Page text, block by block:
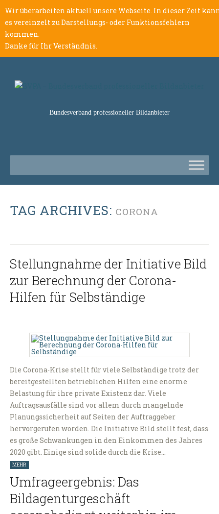
Wir überarbeiten aktuell unsere Webseite. In dieser Zeit
es vereinzelt zu Darstellungs- oder Funktionsfehlern
kommen.
Danke für Ihr Verständnis.
Bundesverband professioneller Bildanbieter
TAG ARCHIVES: CORONA
Stellungnahme der Initiative Bild
zur Berechnung der Corona-
Hilfen für Selbständige
Die Corona-Krise stellt für viele Selbständige trotz der
bereitgestellten betrieblichen Hilfen eine enorme
Belastung für ihre private Existenz dar. Viele
Auftragsausfälle sind vor allem durch mangelnde
Planungssicherheit auf Seiten der Auftraggeber
hervorgerufen worden. Die Initiative Bild stellt fest, dass
es große Schwankungen in den Einkommen des Jahres
2020 gibt. Einige sind solide durch die Krise…
MEHR
Umfrageergebnis: Das
Bildagenturgeschäft